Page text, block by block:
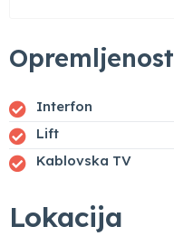
Opremljenost
Interfon
Lift
Kablovska TV
Lokacija